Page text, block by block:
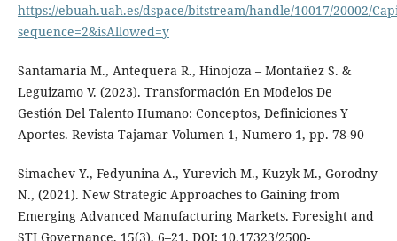
https://ebuah.uah.es/dspace/bitstream/handle/10017/20002/
sequence=2&isAllowed=y
Santamaría M., Antequera R., Hinojoza – Montañez S. &
Leguizamo V. (2023). Transformación En Modelos De
Gestión Del Talento Humano: Conceptos, Definiciones Y
Aportes. Revista Tajamar Volumen 1, Numero 1, pp. 78-90
Simachev Y., Fedyunina A., Yurevich M., Kuzyk M., Gorodny
N., (2021). New Strategic Approaches to Gaining from
Emerging Advanced Manufacturing Markets. Foresight and
STI Governance, 15(3), 6–21. DOI: 10.17323/2500-